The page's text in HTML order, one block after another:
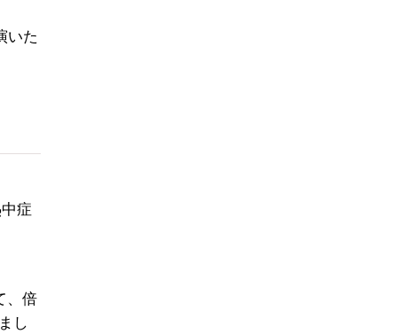
いた
症
、倍
し